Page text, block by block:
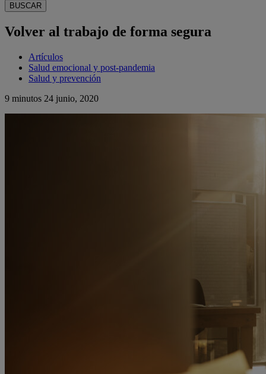
BUSCAR
Volver al trabajo de forma segura
Artículos
Salud emocional y post-pandemia
Salud y prevención
9 minutos 24 junio, 2020